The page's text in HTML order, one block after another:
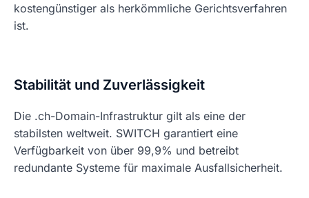
kostengünstiger als herkömmliche Gerichtsverfahren
ist.
Stabilität und Zuverlässigkeit
Die .ch-Domain-Infrastruktur gilt als eine der
stabilsten weltweit. SWITCH garantiert eine
Verfügbarkeit von über 99,9% und betreibt
redundante Systeme für maximale Ausfallsicherheit.